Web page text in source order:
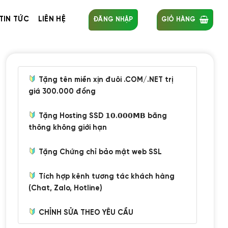
TỨC LIÊN HỆ ĐĂNG NHẬP GIỎ HÀNG
Tặng tên miền xịn đuôi .COM/.NET trị
giá 300.000 đồng
Tặng Hosting SSD 𝟭𝟬.𝟬𝟬𝟬𝗠𝗕 băng
thông không giới hạn
Tặng Chứng chỉ bảo mật web SSL
Tích hợp kênh tương tác khách hàng
(Chat, Zalo, Hotline)
CHỈNH SỬA THEO YÊU CẦU